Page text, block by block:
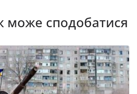
може сподобатися